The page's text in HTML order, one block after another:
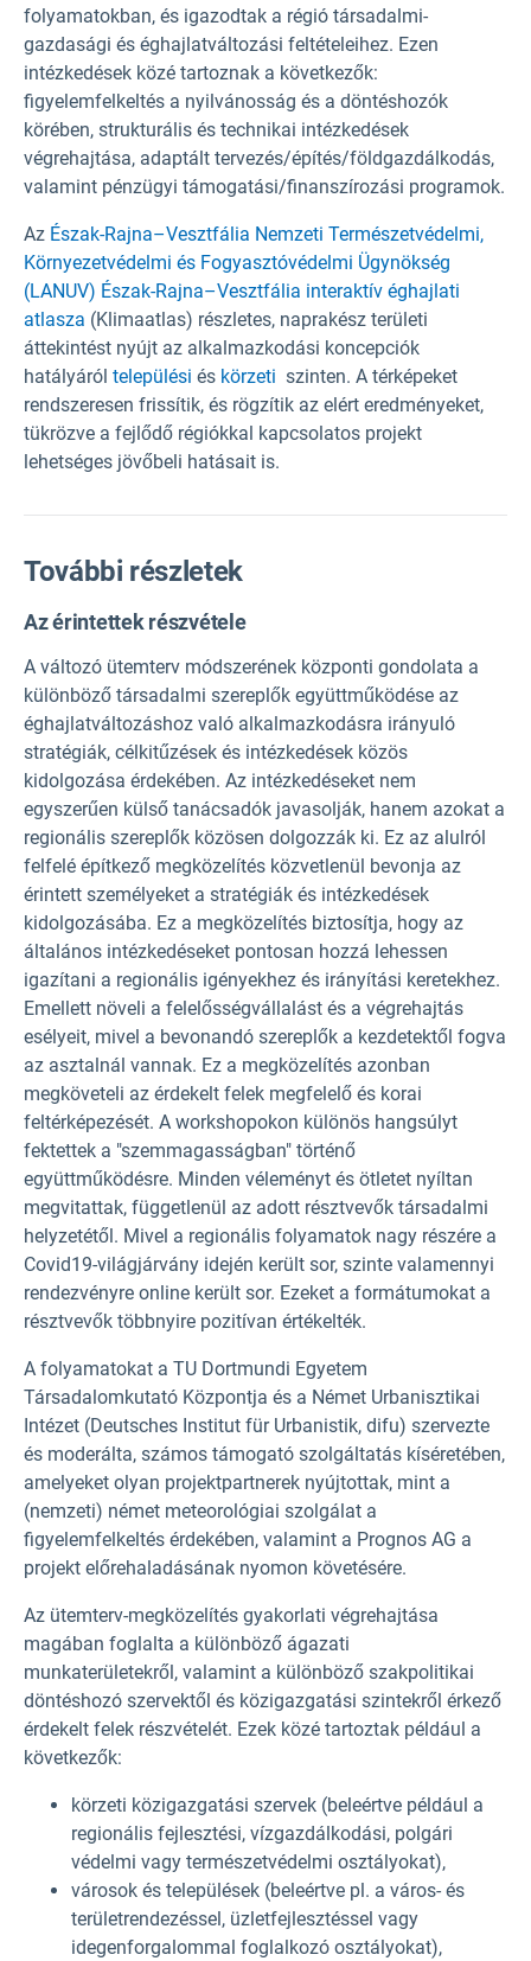
folyamatokban, és igazodtak a régió társadalmi-
gazdasági és éghajlatváltozási feltételeihez. Ezen
intézkedések közé tartoznak a következők:
figyelemfelkeltés a nyilvánosság és a döntéshozók
körében, strukturális és technikai intézkedések
végrehajtása, adaptált tervezés/építés/földgazdálkodás,
valamint pénzügyi támogatási/finanszírozási programok.
Az Észak-Rajna–Vesztfália Nemzeti Természetvédelmi,
Környezetvédelmi és Fogyasztóvédelmi Ügynökség
(LANUV) Észak-Rajna–Vesztfália interaktív éghajlati
atlasza (Klimaatlas) részletes, naprakész területi
áttekintést nyújt az alkalmazkodási koncepciók
hatályáról települési és körzeti szinten. A térképeket
rendszeresen frissítik, és rögzítik az elért eredményeket,
tükrözve a fejlődő régiókkal kapcsolatos projekt
lehetséges jövőbeli hatásait is.
További részletek
Az érintettek részvétele
A változó ütemterv módszerének központi gondolata a
különböző társadalmi szereplők együttműködése az
éghajlatváltozáshoz való alkalmazkodásra irányuló
stratégiák, célkitűzések és intézkedések közös
kidolgozása érdekében. Az intézkedéseket nem
egyszerűen külső tanácsadók javasolják, hanem azokat a
regionális szereplők közösen dolgozzák ki. Ez az alulról
felfelé építkező megközelítés közvetlenül bevonja az
érintett személyeket a stratégiák és intézkedések
kidolgozásába. Ez a megközelítés biztosítja, hogy az
általános intézkedéseket pontosan hozzá lehessen
igazítani a regionális igényekhez és irányítási keretekhez.
Emellett növeli a felelősségvállalást és a végrehajtás
esélyeit, mivel a bevonandó szereplők a kezdetektől fogva
az asztalnál vannak. Ez a megközelítés azonban
megköveteli az érdekelt felek megfelelő és korai
feltérképezését. A workshopokon különös hangsúlyt
fektettek a "szemmagasságban" történő
együttműködésre. Minden véleményt és ötletet nyíltan
megvitattak, függetlenül az adott résztvevők társadalmi
helyzetétől. Mivel a regionális folyamatok nagy részére a
Covid19-világjárvány idején került sor, szinte valamennyi
rendezvényre online került sor. Ezeket a formátumokat a
résztvevők többnyire pozitívan értékelték.
A folyamatokat a TU Dortmundi Egyetem
Társadalomkutató Központja és a Német Urbanisztikai
Intézet (Deutsches Institut für Urbanistik, difu) szervezte
és moderálta, számos támogató szolgáltatás kíséretében,
amelyeket olyan projektpartnerek nyújtottak, mint a
(nemzeti) német meteorológiai szolgálat a
figyelemfelkeltés érdekében, valamint a Prognos AG a
projekt előrehaladásának nyomon követésére.
Az ütemterv-megközelítés gyakorlati végrehajtása
magában foglalta a különböző ágazati
munkaterületekről, valamint a különböző szakpolitikai
döntéshozó szervektől és közigazgatási szintekről érkező
érdekelt felek részvételét. Ezek közé tartoztak például a
következők:
körzeti közigazgatási szervek (beleértve például a
regionális fejlesztési, vízgazdálkodási, polgári
védelmi vagy természetvédelmi osztályokat),
városok és települések (beleértve pl. a város- és
területrendezéssel, üzletfejlesztéssel vagy
idegenforgalommal foglalkozó osztályokat),